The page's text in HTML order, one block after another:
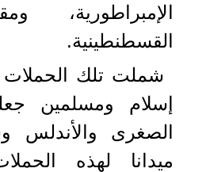
الإمبراطورية،
القسطنطينية.
شملت تلك
إسلام ومسلمين
الصغرى والأندلس
ميدانا لهذه